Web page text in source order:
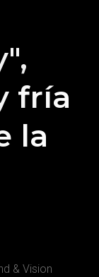
fría
la
& Vision